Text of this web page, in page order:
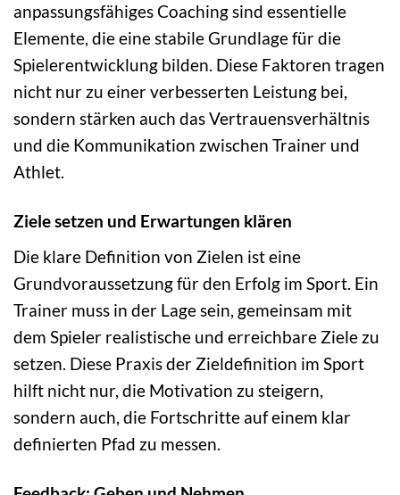
anpassungsfähiges Coaching sind essentielle
Elemente, die eine stabile Grundlage für die
Spielerentwicklung bilden. Diese Faktoren tragen
nicht nur zu einer verbesserten Leistung bei,
sondern stärken auch das Vertrauensverhältnis
und die Kommunikation zwischen Trainer und
Athlet.
Ziele setzen und Erwartungen klären
Die klare Definition von Zielen ist eine
Grundvoraussetzung für den Erfolg im Sport. Ein
Trainer muss in der Lage sein, gemeinsam mit
dem Spieler realistische und erreichbare Ziele zu
setzen. Diese Praxis der Zieldefinition im Sport
hilft nicht nur, die Motivation zu steigern,
sondern auch, die Fortschritte auf einem klar
definierten Pfad zu messen.